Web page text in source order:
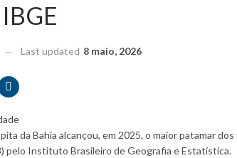
Last updated 8 maio, 2026
da Bahia alcançou, em 2025, o maior patamar
pelo Instituto Brasileiro de Geografia e Estatística.